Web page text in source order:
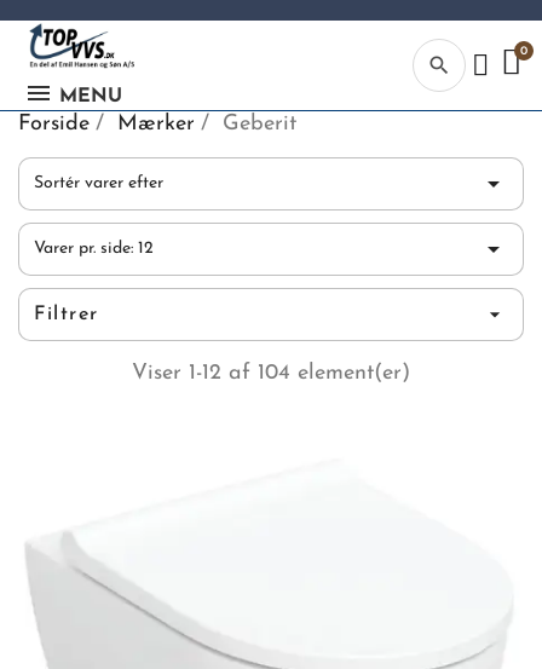
MENU
search
Begynd din
Forside Mærker Geberit
Sortér varer efter 
Varer pr. side: 12 
Filtrer
Viser 1-12 af 104 element(er)